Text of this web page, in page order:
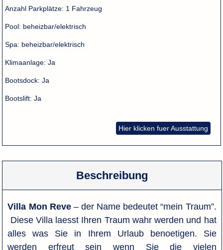
Anzahl Parkplätze: 1 Fahrzeug
Pool: beheizbar/elektrisch
Spa: beheizbar/elektrisch
Klimaanlage: Ja
Bootsdock: Ja
Bootslift: Ja
Hier klicken fuer Ausstattung
Beschreibung
Villa Mon Reve– der Name bedeutet “mein Traum”.
Diese Villa laesst Ihren Traum wahr werden und hat
alles was Sie in Ihrem Urlaub benoetigen. Sie
werden erfreut sein wenn Sie die vielen